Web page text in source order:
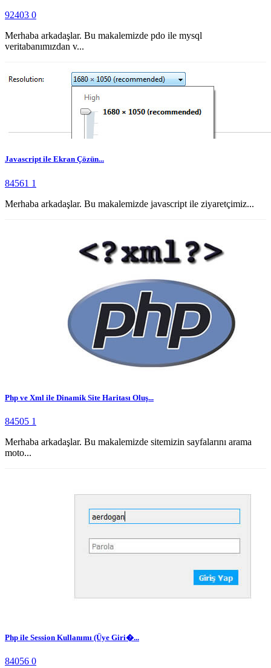
92403 0
Merhaba arkadaşlar. Bu makalemizde pdo ile mysql
veritabanımızdan v...
Javascript ile Ekran Çözün...
84561 1
Merhaba arkadaşlar. Bu makalemizde javascript ile ziyaretçimiz...
Php ve Xml ile Dinamik Site Haritası Oluş...
84505 1
Merhaba arkadaşlar. Bu makalemizde sitemizin sayfalarını arama
moto...
Php ile Session Kullanımı (Üye Giri�...
84056 0